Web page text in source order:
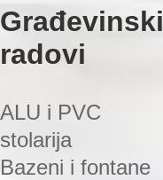
Građevinski
radovi
ALU i PVC
stolarija
Bazeni i fontane